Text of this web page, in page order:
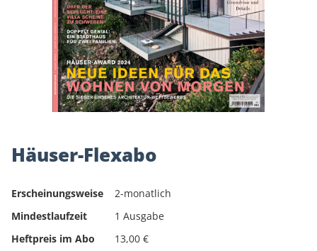
Häuser-Flexabo
Erscheinungsweise
2-monatlich
Mindestlaufzeit
1 Ausgabe
Heftpreis im Abo
13,00 €